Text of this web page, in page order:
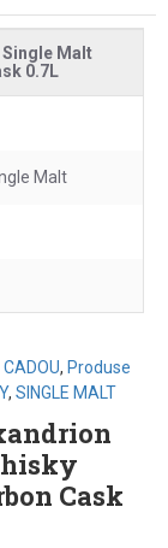
Single Malt
0.7L
Malt
, Produse
, SINGLE MALT
Cask